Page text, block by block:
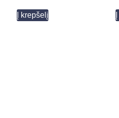
Į krepšelį